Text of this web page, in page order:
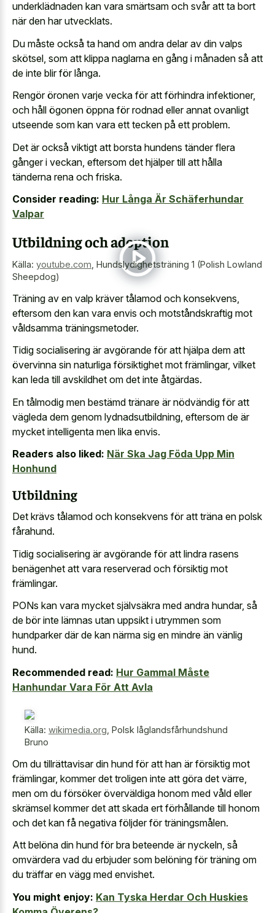
underklädnaden kan vara smärtsam och svår att ta bort
när den har utvecklats.
Du måste också ta hand om andra delar av din valps
skötsel, som att klippa naglarna en gång i månaden så att
de inte blir för långa.
Rengör öronen varje vecka för att förhindra infektioner,
och håll ögonen öppna för rodnad eller annat ovanligt
utseende som kan vara ett tecken på ett problem.
Det är också viktigt att borsta hundens tänder flera
gånger i veckan, eftersom det hjälper till att hålla
tänderna rena och friska.
Consider reading: Hur Långa Är Schäferhundar
Valpar
Utbildning och adoption
Källa: youtube.com Hundslydighetsträning 1 (Polish Lowland
Sheepdog)
Träning av en valp kräver tålamod och konsekvens,
eftersom den kan vara envis och motståndskraftig mot
våldsamma träningsmetoder.
Tidig socialisering är avgörande för att hjälpa dem att
övervinna sin naturliga försiktighet mot främlingar, vilket
kan leda till avskildhet om det inte åtgärdas.
En tålmodig men bestämd tränare är nödvändig för att
vägleda dem genom lydnadsutbildning, eftersom de är
mycket intelligenta men lika envis.
Readers also liked: När Ska Jag Föda Upp Min
Honhund
Utbildning
Det krävs tålamod och konsekvens för att träna en polsk
fårahund.
Tidig socialisering är avgörande för att lindra rasens
benägenhet att vara reserverad och försiktig mot
främlingar.
PONs kan vara mycket självsäkra med andra hundar, så
de bör inte lämnas utan uppsikt i utrymmen som
hundparker där de kan närma sig en mindre än vänlig
hund.
Recommended read: Hur Gammal Måste
Hanhundar Vara För Att Avla
Källa: wikimedia.org Polsk låglandsfårhundshund
Bruno
Om du tillrättavisar din hund för att han är försiktig mot
främlingar, kommer det troligen inte att göra det värre,
men om du försöker överväldiga honom med våld eller
skrämsel kommer det att skada ert förhållande till honom
och det kan få negativa följder för träningsmålen.
Att belöna din hund för bra beteende är nyckeln, så
omvärdera vad du erbjuder som belöning för träning om
du träffar en vägg med envishet.
You might enjoy: Kan Tyska Herdar Och Huskies